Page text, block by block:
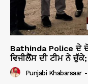
Bathinda Police ਦੇ
ਵਿਜੀਲੈਂਸ ਦੀ ਟੀਮ ਨੇ
Punjabi Khabarsaar -